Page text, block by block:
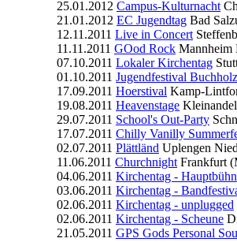
25.01.2012 Campus-Kulturnacht
21.01.2012 EC Jugendtag Bad
12.11.2011 Live in Concert
11.11.2011 GOod Rock Mannheim
07.10.2011 Lokaler Kirchentag
01.10.2011 Jugendfestival Buchholz
17.09.2011 Hoerstival Kamp-
19.08.2011 Heavenstage
29.07.2011 School's Out-Party
17.07.2011 Chilly Vanilly
02.07.2011 Plättländ Uplengen
11.06.2011 Churchnight Frankfurt
04.06.2011 Kirchentag -
03.06.2011 Kirchentag -
02.06.2011 Kirchentag - unplugged
02.06.2011 Kirchentag - Scheune
21.05.2011 GPS Gods Personal